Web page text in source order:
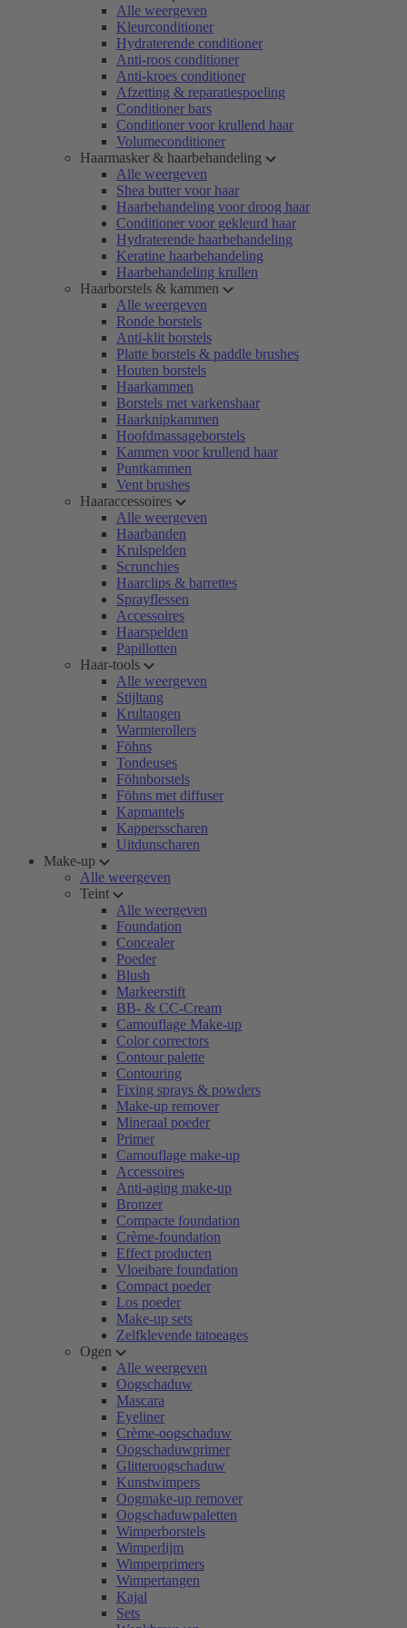
Alle weergeven
Kleurconditioner
Hydraterende conditioner
Anti-roos conditioner
Anti-kroes conditioner
Afzetting & reparatiespoeling
Conditioner bars
Conditioner voor krullend haar
Volumeconditioner
Haarmasker & haarbehandeling
Alle weergeven
Shea butter voor haar
Haarbehandeling voor droog haar
Conditioner voor gekleurd haar
Hydraterende haarbehandeling
Keratine haarbehandeling
Haarbehandeling krullen
Haarborstels & kammen
Alle weergeven
Ronde borstels
Anti-klit borstels
Platte borstels & paddle brushes
Houten borstels
Haarkammen
Borstels met varkenshaar
Haarknipkammen
Hoofdmassageborstels
Kammen voor krullend haar
Puntkammen
Vent brushes
Haaraccessoires
Alle weergeven
Haarbanden
Krulspelden
Scrunchies
Haarclips & barrettes
Sprayflessen
Accessoires
Haarspelden
Papillotten
Haar-tools
Alle weergeven
Stijltang
Krultangen
Warmterollers
Föhns
Tondeuses
Föhnborstels
Föhns met diffuser
Kapmantels
Kappersscharen
Uitdunscharen
Make-up
Alle weergeven
Teint
Alle weergeven
Foundation
Concealer
Poeder
Blush
Markeerstift
BB- & CC-Cream
Camouflage Make-up
Color correctors
Contour palette
Contouring
Fixing sprays & powders
Make-up remover
Mineraal poeder
Primer
Camouflage make-up
Accessoires
Anti-aging make-up
Bronzer
Compacte foundation
Crème-foundation
Effect producten
Vloeibare foundation
Compact poeder
Los poeder
Make-up sets
Zelfklevende tatoeages
Ogen
Alle weergeven
Oogschaduw
Mascara
Eyeliner
Crème-oogschaduw
Oogschaduwprimer
Glitteroogschaduw
Kunstwimpers
Oogmake-up remover
Oogschaduwpaletten
Wimperborstels
Wimperlijm
Wimperprimers
Wimpertangen
Kajal
Sets